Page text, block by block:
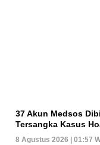
37 Akun Medsos
Tersangka Kasus
8 Agustus 2026 | 01:57